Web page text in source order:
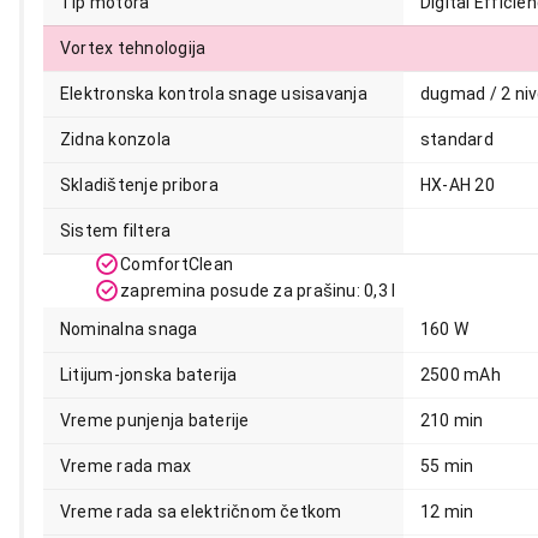
Vortex tehnologija
Elektronska kontrola snage usisavanja dugmad / 2
Zidna konzola standard
Skladištenje pribora HX-AH 20
Sistem filtera
ComfortClean
zapremina posude za prašinu: 0,3 l
Nominalna snaga
160 W
Litijum-jonska baterija 2500 mAh
Vreme punjenja baterije 210 min
Vreme rada max 55 min
Vreme rada sa električnom četkom 12 min
44.990,00